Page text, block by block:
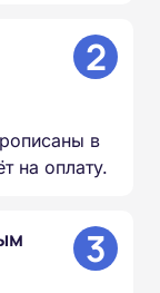
2
в
на оплату.
3